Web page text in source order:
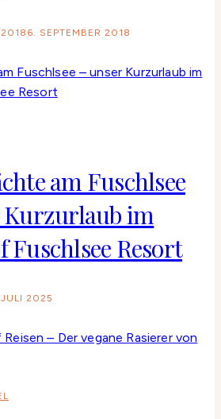
2018 6. SEPTEMBER 2018
am Fuschlsee
Kurzurlaub im
Fuschlsee Resort
2025